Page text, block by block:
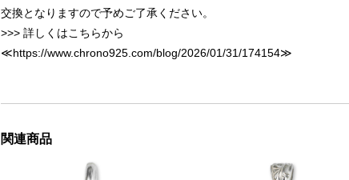
交換となりますので予めご了承ください。
>>> 詳しくはこちらから
≪https://www.chrono925.com/blog/2026/01/31/174154≫
関連商品